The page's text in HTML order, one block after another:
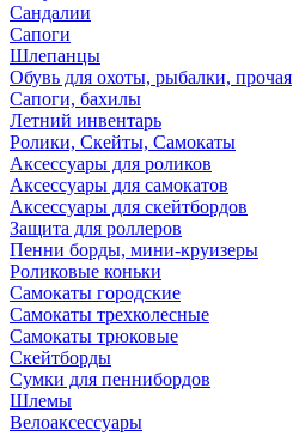
Сандалии
Сапоги
Шлепанцы
Обувь для охоты, рыбалки, прочая
Сапоги, бахилы
Летний инвентарь
Ролики, Скейты, Самокаты
Аксессуары для роликов
Аксессуары для самокатов
Аксессуары для скейтбордов
Защита для роллеров
Пенни борды, мини-круизеры
Роликовые коньки
Самокаты городские
Самокаты трехколесные
Самокаты трюковые
Скейтборды
Сумки для пеннибордов
Шлемы
Велоаксессуары